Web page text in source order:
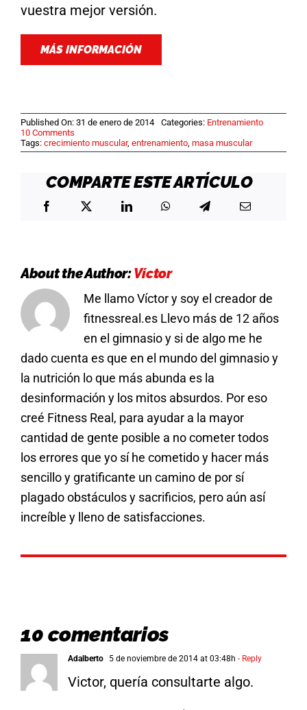
vuestra mejor versión.
MÁS INFORMACIÓN
Published On: 31 de enero de 2014 Categories: Entrenamiento
10 Commentson
Deltoides:
partes,
ejercicios
desarrollarlo
Tags: crecimiento muscular, entrenamiento, masa muscular
COMPARTE ESTE ARTÍCULO
About the Author:Víctor
Me llamo Víctor y soy el creador de
fitnessreal.es Llevo más de 12 años
en el gimnasio y si de algo me he
dado cuenta es que en el mundo del gimnasio y
la nutrición lo que más abunda es la
desinformación y los mitos absurdos. Por eso
creé Fitness Real, para ayudar a la mayor
cantidad de gente posible a no cometer todos
los errores que yo sí he cometido y hacer más
sencillo y gratificante un camino de por sí
plagado obstáculos y sacrificios, pero aún así
increíble y lleno de satisfacciones.
10 comentarios
Adalberto 5 de noviembre de 2014 at 03:48h - Reply
Victor, quería consultarte algo.